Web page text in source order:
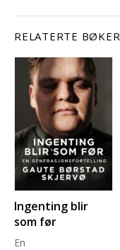
RELATERTE BØKER
Ingenting blir
som før
En